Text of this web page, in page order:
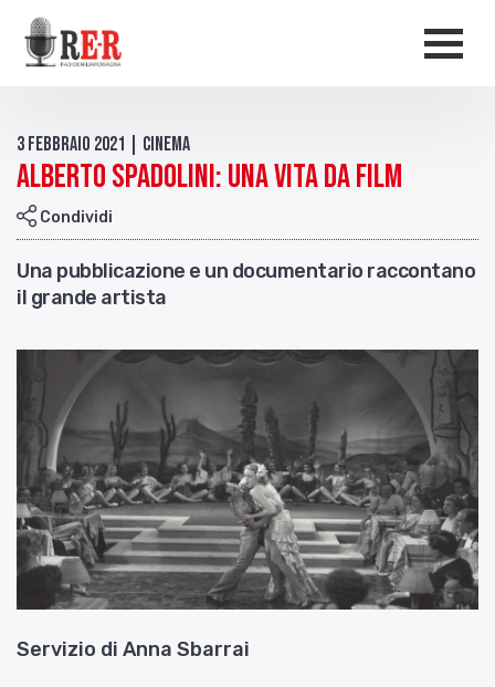
Salta al contenuto principale
3 Febbraio 2021 | Cinema
Alberto Spadolini: una vita da film
Condividi
Una pubblicazione e un documentario raccontano
il grande artista
Servizio di Anna Sbarrai